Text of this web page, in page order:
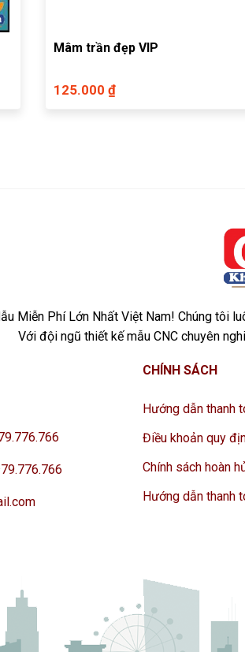
Mâm trần đẹp VIP
125.000 ₫
Miễn Phí Lớn Nhất Việt Nam! Chúng tôi
Với đội ngũ thiết kế mẫu CNC chuyên
CHÍNH SÁCH
Hướng dẫn thanh
Điều khoản quy
Chính sách hoàn
Hướng dẫn thanh